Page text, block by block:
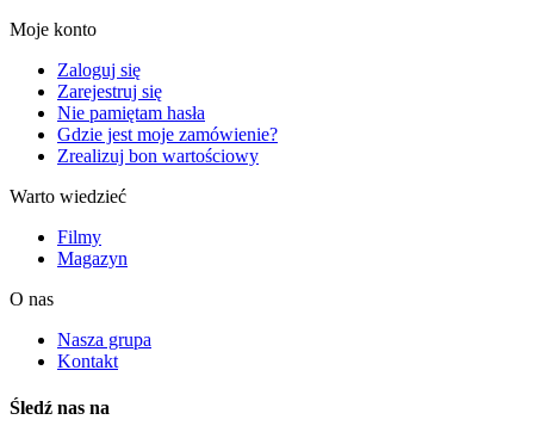
Moje konto
Zaloguj się
Zarejestruj się
Nie pamiętam hasła
Gdzie jest moje zamówienie?
Zrealizuj bon wartościowy
Warto wiedzieć
Filmy
Magazyn
O nas
Nasza grupa
Kontakt
Śledź nas na